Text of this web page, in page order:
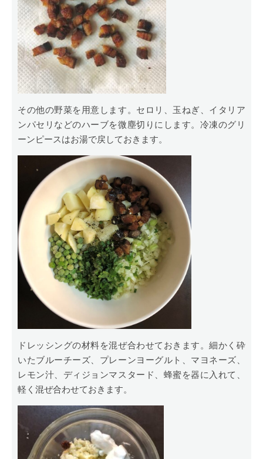
その他の野菜を用意します。セロリ、玉ねぎ、イタリア
ンパセリなどのハーブを微塵切りにします。冷凍のグリ
ーンピースはお湯で戻しておきます。
ドレッシングの材料を混ぜ合わせておきます。細かく砕
いたブルーチーズ、プレーンヨーグルト、マヨネーズ、
レモン汁、ディジョンマスタード、蜂蜜を器に入れて、
軽く混ぜ合わせておきます。